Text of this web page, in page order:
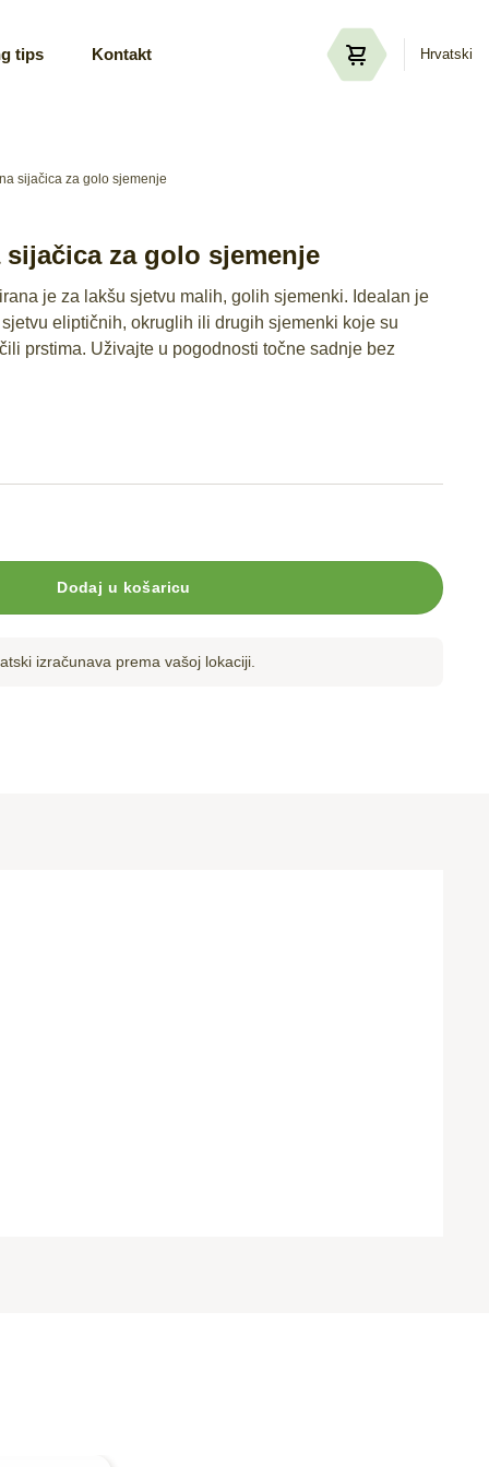
tips Kontakt Hrvatski
sijačica za golo sjemenje
za golo sjemenje
je za lakšu sjetvu malih, golih sjemenki. Idealan je
eliptičnih, okruglih ili drugih sjemenki koje su
prstima. Uživajte u pogodnosti točne sadnje bez
Dodaj u košaricu
izračunava prema vašoj lokaciji.